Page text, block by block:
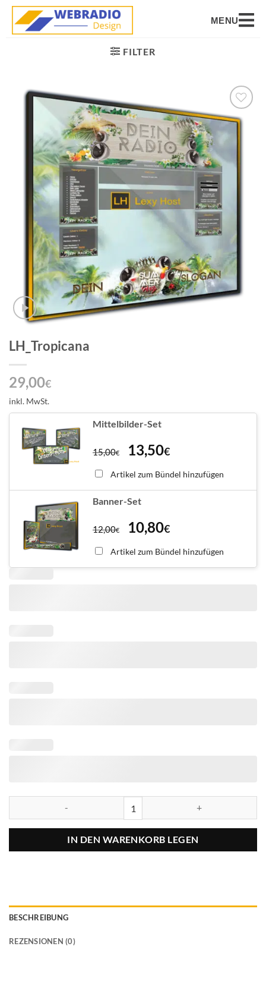
MENU
FILTER
Auf die
Wunschliste
setzen
LH_Tropicana
29,00€
inkl. MwSt.
Mittelbilder-Set
15,00€ 13,50€
Artikel zum Bündel hinzufügen
Banner-Set
12,00€ 10,80€
Artikel zum Bündel hinzufügen
IN DEN WARENKORB LEGEN
BESCHREIBUNG
REZENSIONEN (0)